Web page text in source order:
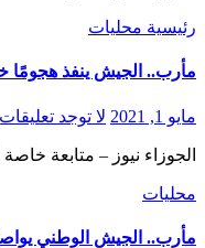
رئيسية محليات
مأرب.. الجيش ينفذ هجومًا
مايو 1, 2021 لا توجد تعليقات
الجوزاء نيوز – متابعة
محليات
مأرب.. الجيش الوطني